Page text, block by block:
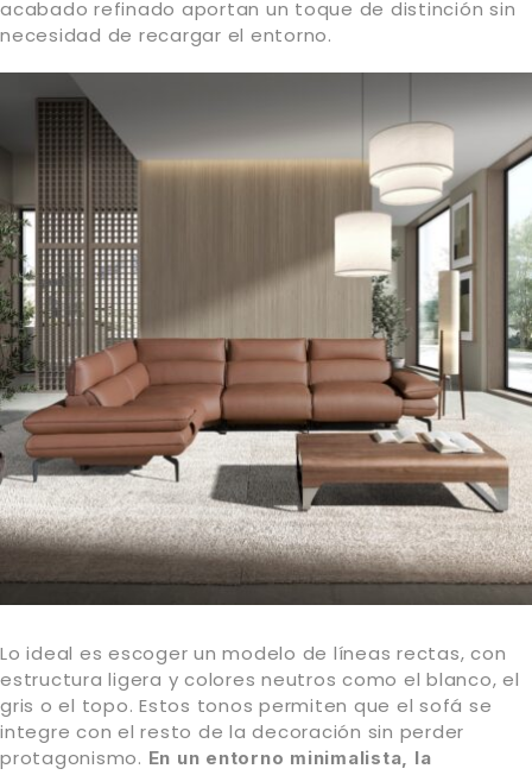
acabado refinado aportan un toque de distinción sin
necesidad de recargar el entorno.
Lo ideal es escoger un modelo de líneas rectas, con
estructura ligera y colores neutros como el blanco, el
gris o el topo. Estos tonos permiten que el sofá se
integre con el resto de la decoración sin perder
protagonismo. En un entorno minimalista, la